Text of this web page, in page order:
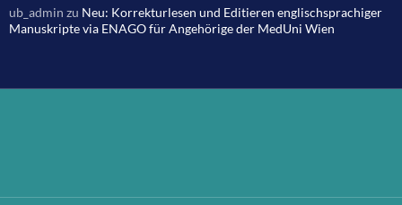
ub_admin zu Neu: Korrekturlesen und Editieren englischsprachiger
Manuskripte via ENAGO für Angehörige der MedUni Wien